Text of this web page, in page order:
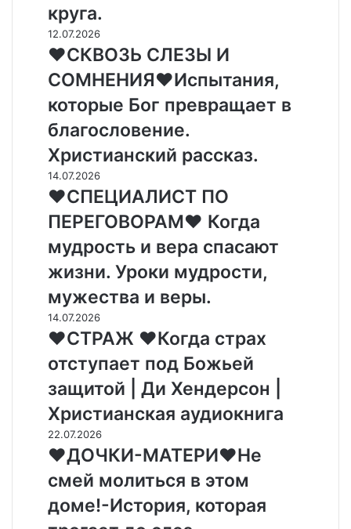
А
С
С
Е
Е
Т
С
Я
Т
У
М
А
Н
❤
В
И
С
А
В
Я
М
Л
Ь
Н
К
.
Х
круга.
❤
С
В
О
Ь
С
Л
Е
З
Ы
И
С
М
Н
Е
Н
И
Я
И
с
п
т
а
и
12.07.2026
❤СКВОЗЬ СЛЕЗЫ И
СОМНЕНИЯ❤Испытания,
которые Бог превращает в
благословение.
Христианский рассказ.
❤
С
Ц
А
Л
И
С
Т
О
П
Е
Р
Е
Г
В
О
14.07.2026
❤СПЕЦИАЛИСТ ПО
ПЕРЕГОВОРАМ❤ Когда
мудрость и вера спасают
жизни. Уроки мудрости,
мужества и веры.
❤
С
Р
А
Ж
❤
К
о
д
с
14.07.2026
❤СТРАЖ ❤Когда страх
отступает под Божьей
защитой | Ди Хендерсон |
Христианская аудиокнига
❤
Д
Ч
К
И
22.07.2026
❤ДОЧКИ-МАТЕРИ❤Не
смей молиться в этом
доме!-История, которая